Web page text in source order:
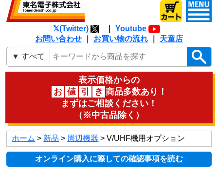
𝕏(Twitter)
Youtube
お問い合わせ｜ お買い物の流れ｜ 天童店
表示価格からの
お 値 引 き 商品多数あり！
まずはご相談ください！
（※中古品除く）
ホーム > 新品 > 周辺機器 > V/UHF機用オプション
オンライン購入に際しての確認事項を読む